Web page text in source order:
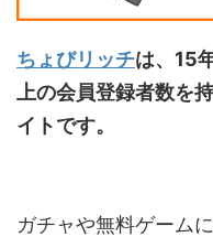
ちょびリッチは、15
上の会員登録者数を
イトです。
ガチャや無料ゲーム